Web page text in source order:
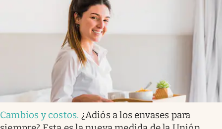
Cambios y costos. ¿Adiós a los envases para